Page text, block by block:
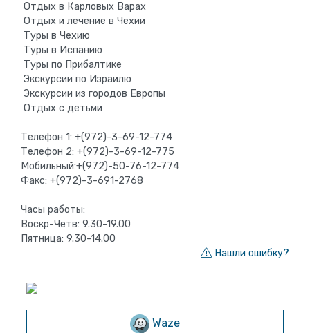
Отдых в Карловых Варах
Отдых и лечение в Чехии
Туры в Чехию
Туры в Испанию
Туры по Прибалтике
Экскурсии по Израилю
Экскурсии из городов Европы
Отдых с детьми
Телефон 1: +(972)-3-69-12-774
Телефон 2: +(972)-3-69-12-775
Мобильный:+(972)-50-76-12-774
Факс: +(972)-3-691-2768
Часы работы:
Воскр-Четв: 9.30-19.00
Пятница: 9.30-14.00
Нашли ошибку?
Waze